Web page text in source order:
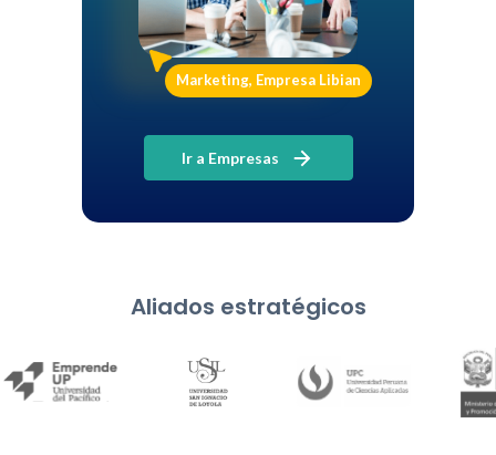
Marketing, Empresa Libian
Ir a Empresas
Aliados estratégicos